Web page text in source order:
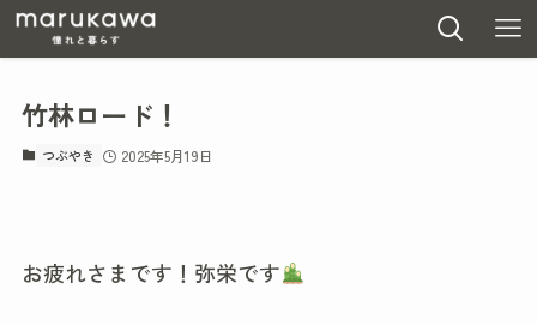
竹林ロード！
つぶやき 2025年5月19日
お疲れさまです！弥栄です